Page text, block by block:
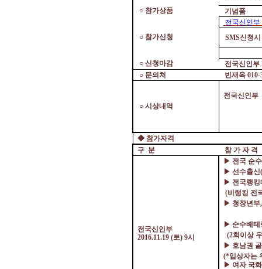
○ 참가상품 기념품
○ 참가신청
전국신인부
SMS신청
○ 신청마감 전국신인부
○ 문의처 빈재옥
○ 시상내역
전국신인부
◆ 참가자격
구 분 참 가 자 격
전국신인부
2016.11.19 (토) 9시
▶ 전국 순
▶ 선수출신(
▶ 전국랭킹
(비랭킹 전
▶ 청장년부
▶ 순수베
(2회이상
▶ 호남권
(*입상자는
▶ 여자 국